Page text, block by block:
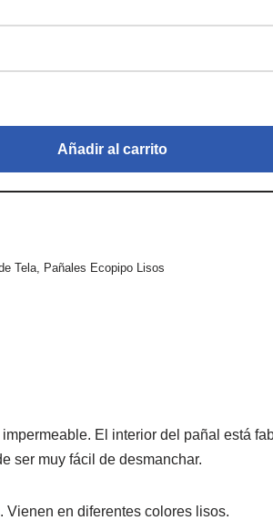
Añadir al carrito
Tela, Pañales Ecopipo Lisos
El interior del pañal está
ser muy fácil de desmanchar.
Vienen en diferentes colores lisos.